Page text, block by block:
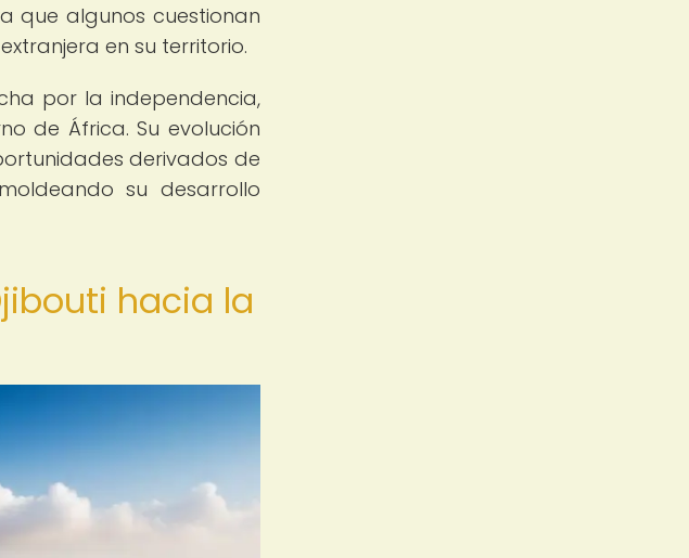
que algunos cuestionan
en su territorio.
por la independencia,
de África. Su evolución
derivados de
su desarrollo
hacia la